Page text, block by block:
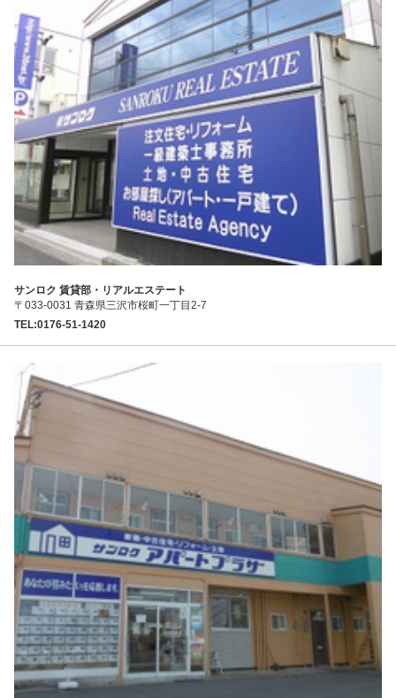
サンロク 賃貸部・リアルエステート
〒033-0031 青森県三沢市桜町一丁目2-7
TEL:0176-51-1420